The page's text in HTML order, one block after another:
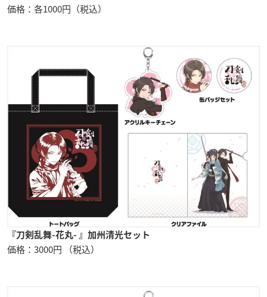
価格：各1000円（税込）
『刀剣乱舞-花丸- 』加州清光セット
価格：3000円 （税込）